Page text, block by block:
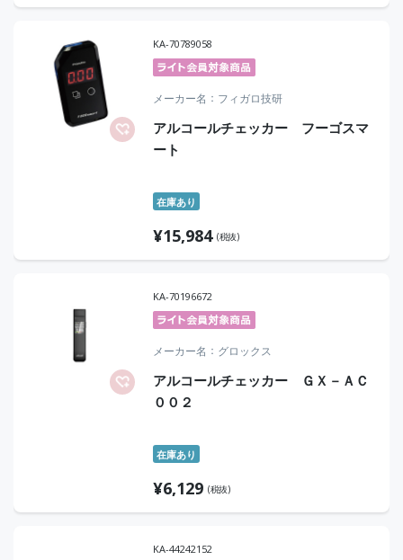
KA-70789058
メーカー名 フィガロ技研
アルコールチェッカー フーゴスマ
ート
在庫あり
¥15,984 (税抜)
KA-70196672
メーカー名 グロックス
アルコールチェッカー ＧＸ－ＡＣ
００２
在庫あり
¥6,129 (税抜)
KA-44242152